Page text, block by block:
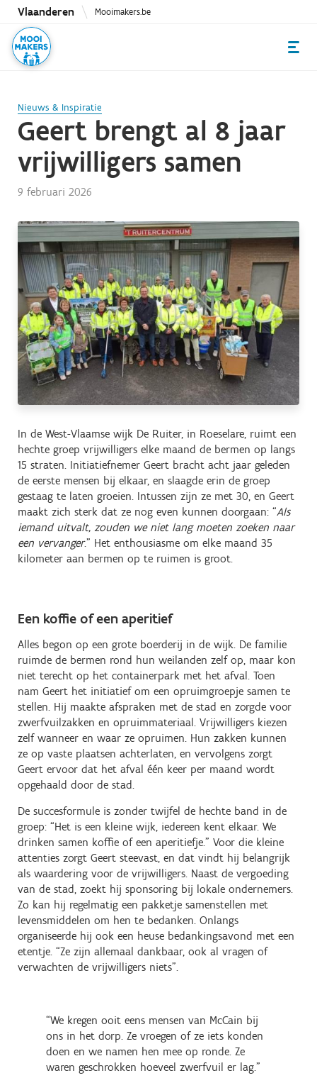
Overslaan
naar
inhoud
Vlaanderen Mooimakers.be
Nieuws & Inspiratie
Geert brengt al 8 jaar
vrijwilligers samen
9 februari 2026
In de West-Vlaamse wijk De Ruiter, in Roeselare, ruimt een
hechte groep vrijwilligers elke maand de bermen op langs
15 straten. Initiatiefnemer Geert bracht acht jaar geleden
de eerste mensen bij elkaar, en slaagde erin de groep
gestaag te laten groeien. Intussen zijn ze met 30, en Geert
maakt zich sterk dat ze nog even kunnen doorgaan: “Als
iemand uitvalt, zouden we niet lang moeten zoeken naar
een vervanger.” Het enthousiasme om elke maand 35
kilometer aan bermen op te ruimen is groot.
Een koffie of een aperitief
Alles begon op een grote boerderij in de wijk. De familie
ruimde de bermen rond hun weilanden zelf op, maar kon
niet terecht op het containerpark met het afval. Toen
nam Geert het initiatief om een opruimgroepje samen te
stellen. Hij maakte afspraken met de stad en zorgde voor
zwerfvuilzakken en opruimmateriaal. Vrijwilligers kiezen
zelf wanneer en waar ze opruimen. Hun zakken kunnen
ze op vaste plaatsen achterlaten, en vervolgens zorgt
Geert ervoor dat het afval één keer per maand wordt
opgehaald door de stad.
De succesformule is zonder twijfel de hechte band in de
groep: “Het is een kleine wijk, iedereen kent elkaar. We
drinken samen koffie of een aperitiefje.” Voor die kleine
attenties zorgt Geert steevast, en dat vindt hij belangrijk
als waardering voor de vrijwilligers. Naast de vergoeding
van de stad, zoekt hij sponsoring bij lokale ondernemers.
Zo kan hij regelmatig een pakketje samenstellen met
levensmiddelen om hen te bedanken. Onlangs
organiseerde hij ook een heuse bedankingsavond met een
etentje. “Ze zijn allemaal dankbaar, ook al vragen of
verwachten de vrijwilligers niets”.
“We kregen ooit eens mensen van McCain bij
ons in het dorp. Ze vroegen of ze iets konden
doen en we namen hen mee op ronde. Ze
waren geschrokken hoeveel zwerfvuil er lag.”